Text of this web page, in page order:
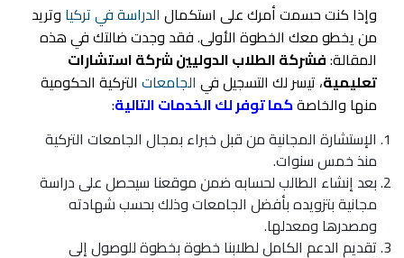
وإذا كنت حسمت أمرك على استكمال الدراسة في تركيا وتريد
من يخطو معك الخطوة الأولى. فقد وجدت ضالتك في هذه
المقالة:فشركة الطلاب الدوليين شركة استشارات
تعليمية، تيسر لك التسجيل في الجامعات التركية الحكومية
منها والخاصةكما توفر لك الخدمات التالية:
الإستشارة المجانية من قبل خبراء بمجال الجامعات التركية
منذ خمس سنوات.
بعد إنشاء الطالب لحسابه ضمن موقعنا سيحصل على دراسة
مجانية بتزويده بأفضل الجامعات وذلك بحسب شهادته
ومصدرها ومعدلها.
تقديم الدعم الكامل لطلابنا خطوة بخطوة للوصول إلى